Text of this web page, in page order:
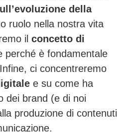
della
ruolo nella nostra vita
il concetto di
perché è fondamentale
ci concentreremo
e su come ha
dei brand (e di noi
produzione di contenuti